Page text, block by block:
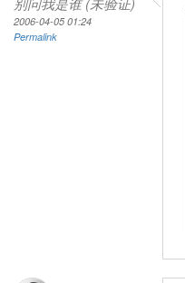
2006-04-05 01:24
Permalink